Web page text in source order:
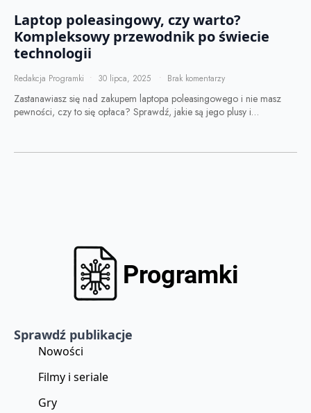
Laptop poleasingowy, czy warto?
Kompleksowy przewodnik po świecie
technologii
Redakcja Programki 30 lipca, 2025 Brak komentarzy
Zastanawiasz się nad zakupem laptopa poleasingowego i nie masz
pewności, czy to się opłaca? Sprawdź, jakie są jego plusy i…
Sprawdź publikacje
Nowości
Filmy i seriale
Gry